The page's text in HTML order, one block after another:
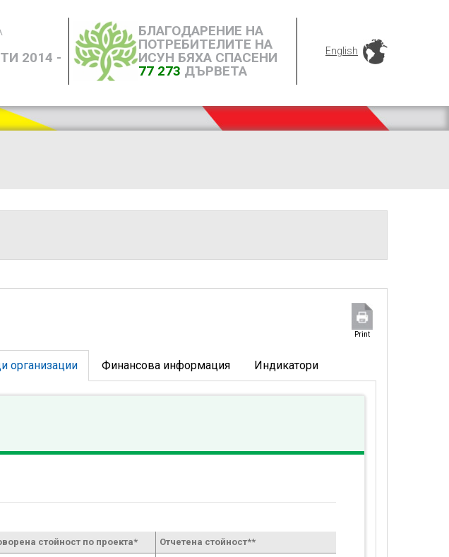
2014 -
БЛАГОДАРЕНИЕ НА
ПОТРЕБИТЕЛИТЕ НА
ИСУН БЯХА СПАСЕНИ
77 273 ДЪРВЕТА
English
Print
организации Финансова информация Индикатори
стойност по проекта* Отчетена стойност**